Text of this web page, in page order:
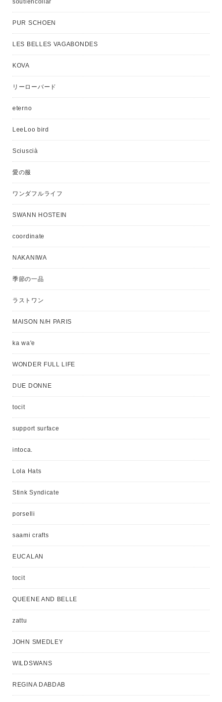
soutiencollar
PUR SCHOEN
LES BELLES VAGABONDES
KOVA
リーローバード
eterno
LeeLoo bird
Sciuscià
愛の服
ワンダフルライフ
SWANN HOSTEIN
coordinate
NAKANIWA
季節の一品
ラストワン
MAISON N/H PARIS
ka wa'e
WONDER FULL LIFE
DUE DONNE
tocit
support surface
intoca.
Lola Hats
Stink Syndicate
porselli
saami crafts
EUCALAN
tocit
QUEENE AND BELLE
zattu
JOHN SMEDLEY
WILDSWANS
REGINA DABDAB